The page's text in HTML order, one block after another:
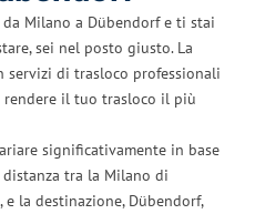
Milano a Dübendorf e ti stai
sei nel posto giusto. La
servizi di trasloco professionali
il tuo trasloco il più
significativamente in base
tra la Milano di
la destinazione, Dübendorf,